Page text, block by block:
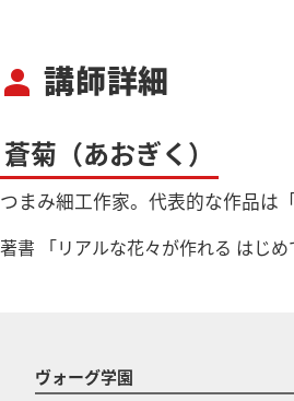
person 講師詳細
蒼菊（あおぎく）
つまみ細工作家。代表的な作品は
著書 「リアルな花々が作れる はじ
ヴォーグ学園